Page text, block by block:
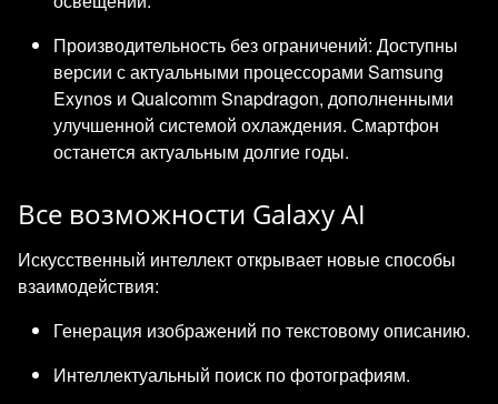
Производительность без ограничений: Доступны
версии с актуальными процессорами Samsung
Exynos и Qualcomm Snapdragon, дополненными
улучшенной системой охлаждения. Смартфон
останется актуальным долгие годы.
Все возможности Galaxy AI
Искусственный интеллект открывает новые способы
взаимодействия:
Генерация изображений по текстовому описанию.
Интеллектуальный поиск по фотографиям.